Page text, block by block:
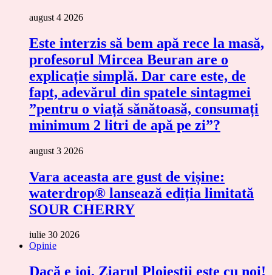
august 4 2026
Este interzis să bem apă rece la masă,
profesorul Mircea Beuran are o
explicație simplă. Dar care este, de
fapt, adevărul din spatele sintagmei
”pentru o viață sănătoasă, consumați
minimum 2 litri de apă pe zi”?
august 3 2026
Vara aceasta are gust de vișine:
waterdrop® lansează ediția limitată
SOUR CHERRY
iulie 30 2026
Opinie
Dacă e joi, Ziarul Ploieștii este cu noi!